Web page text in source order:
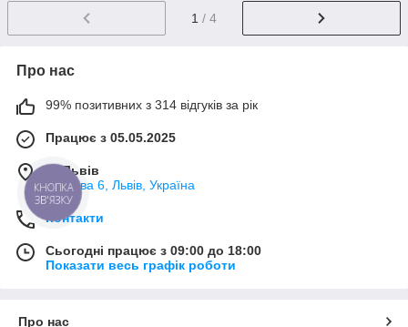
1 / 4
Про нас
99% позитивних з 314 відгуків за рік
Працює з 05.05.2025
м. Львів
Плугова 6, Львів, Україна
Контакти
Сьогодні працює з 09:00 до 18:00
Показати весь графік роботи
Про нас
КНОПКА
ЗВ'ЯЗКУ